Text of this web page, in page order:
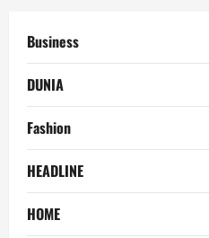
Business
DUNIA
Fashion
HEADLINE
HOME